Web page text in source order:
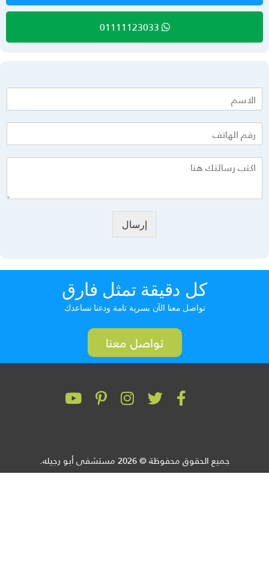
01111123033
إرسال
كل دقيقة تمثل فارق
تواصل معنا الآن بسرية تامة ودعنا نساعدك
تواصل معنا
جميع الحقوق محفوظة © 2026 مستشفى أبو رجيله.